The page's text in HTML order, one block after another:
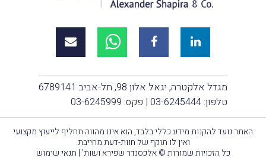
מגדל אלקטרה, יגאל אלון 98, תל-אביב 6789141
טלפון: 03-6245444 | פקס: 03-6245999
האתר נועד להקנות מידע כללי בלבד, הוא אינו מהווה תחליף לייעוץ מקצועי
ואין לו תוקף של חוות-דעת מחייבת.
כל הזכויות שמורות © אלכסנדר שפירא ושות' | תנאי שימוש